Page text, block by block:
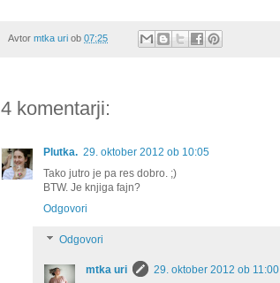
Avtor mtka uri ob 07:25
4 komentarji:
Plutka. 29. oktober 2012 ob 10:05
Tako jutro je pa res dobro. ;)
BTW. Je knjiga fajn?
Odgovori
Odgovori
mtka uri
29. oktober 2012 ob 11:00